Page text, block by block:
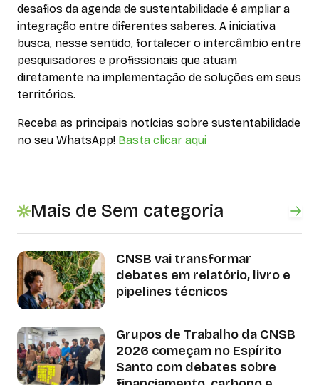
desafios da agenda de sustentabilidade é ampliar a
integração entre diferentes saberes. A iniciativa
busca, nesse sentido, fortalecer o intercâmbio entre
pesquisadores e profissionais que atuam
diretamente na implementação de soluções em seus
territórios.
Receba as principais notícias sobre sustentabilidade
no seu WhatsApp! Basta clicar aqui
Mais de Sem categoria
CNSB vai transformar
debates em relatório, livro e
pipelines técnicos
Grupos de Trabalho da CNSB
2026 começam no Espírito
Santo com debates sobre